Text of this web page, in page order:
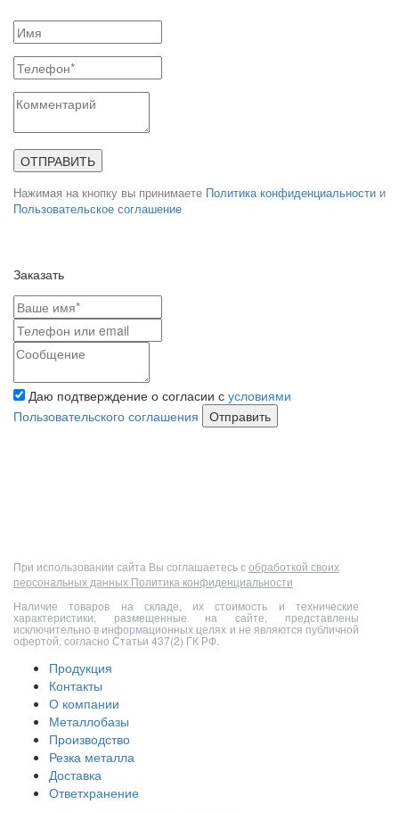
ОТПРАВИТЬ
Нажимая на кнопку вы принимаете Политика конфиденциальности и
Пользовательское соглашение
Заказать
Даю подтверждение о согласии с условиями
Пользовательского соглашения
Отправить
При использовании сайта Вы соглашаетесь собработкой своих
персональных данных Политика конфиденциальности
Наличие товаров на складе, их стоимость и технические
характеристики, размещенные на сайте, представлены
исключительно в информационных целях и не являются публичной
офертой, согласно Статьи 437(2) ГК РФ.
Продукция
Контакты
О компании
Металлобазы
Производство
Резка металла
Доставка
Ответхранение